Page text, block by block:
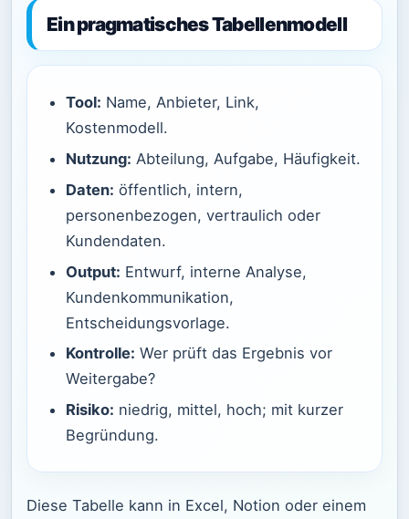
Ein pragmatisches Tabellenmodell
Tool: Name, Anbieter, Link,
Kostenmodell.
Nutzung: Abteilung, Aufgabe, Häufigkeit.
Daten: öffentlich, intern,
personenbezogen, vertraulich oder
Kundendaten.
Output: Entwurf, interne Analyse,
Kundenkommunikation,
Entscheidungsvorlage.
Kontrolle: Wer prüft das Ergebnis vor
Weitergabe?
Risiko: niedrig, mittel, hoch; mit kurzer
Begründung.
Diese Tabelle kann in Excel, Notion oder einem